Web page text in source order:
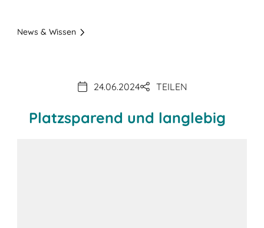
News & Wissen
24.06.2024 TEILEN
Platzsparend und langlebig